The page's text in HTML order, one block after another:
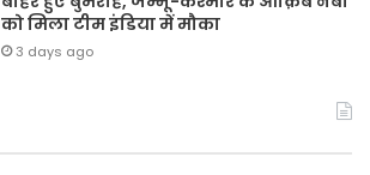
को मिला टीम इंडिया में मौका
3 days ago